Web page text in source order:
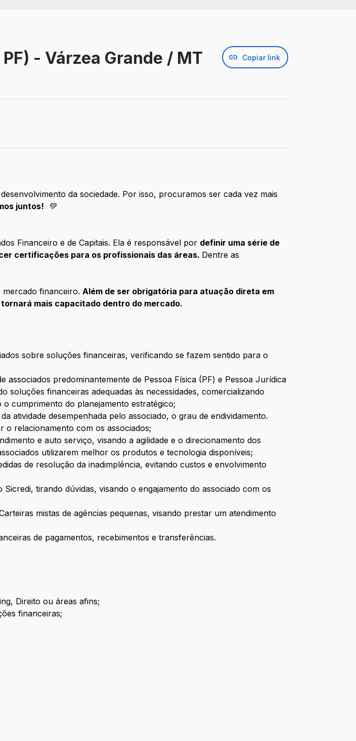
- Várzea Grande / MT Copiar link
da sociedade. Por isso, procuramos ser cada vez mais
juntos! 💚
Financeiro e de Capitais. Ela é responsável por definir uma série de
certificações para os profissionais das áreas. Dentre as
mercado financeiro.Além de ser obrigatória para atuação direta em
mais capacitado dentro do mercado.
sobre soluções financeiras, verificando se fazem sentido para o
associados predominantemente de Pessoa Física (PF) e Pessoa Jurídica
soluções financeiras adequadas às necessidades, comercializando
cumprimento do planejamento estratégico;
atividade desempenhada pelo associado, o grau de endividamento.
o relacionamento com os associados;
e auto serviço, visando a agilidade e o direcionamento dos
utilizarem melhor os produtos e tecnologia disponíveis;
de resolução da inadimplência, evitando custos e envolvimento
tirando dúvidas, visando o engajamento do associado com os
mistas de agências pequenas, visando prestar um atendimento
de pagamentos, recebimentos e transferências.
Direito ou áreas afins;
financeiras;